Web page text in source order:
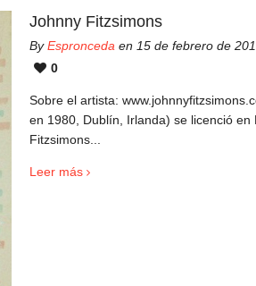
Johnny Fitzsimons
ByEspronceda en 15 de febrero de
0
Sobre el artista:
en 1980, Dublín, Irlanda) se licenció en
Fitzsimons...
Leer más